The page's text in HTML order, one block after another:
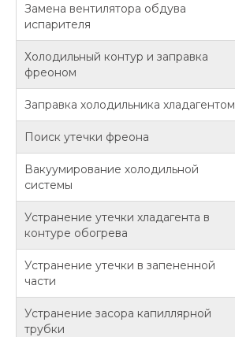
Замена вентилятора обдува
испарителя
Холодильный контур и заправка
фреоном
Заправка холодильника хладагентом
Поиск утечки фреона
Вакуумирование холодильной
системы
Устранение утечки хладагента в
контуре обогрева
Устранение утечки в запененной
части
Устранение засора капиллярной
трубки